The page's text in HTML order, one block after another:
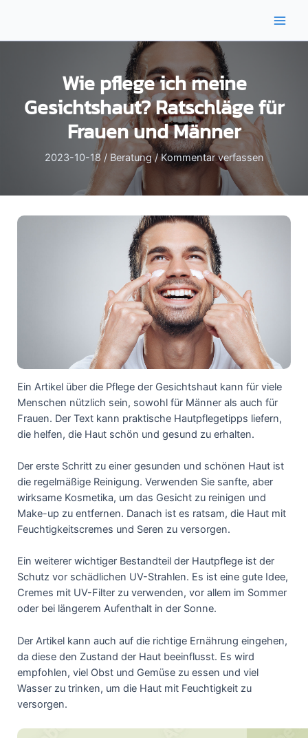
springen
Wie pflege ich meine
Gesichtshaut? Ratschläge für
Frauen und Männer
2023-10-18 / Beratung/Kommentar verfassen
Ein Artikel über die Pflege der Gesichtshaut kann für viele
Menschen nützlich sein, sowohl für Männer als auch für
Frauen. Der Text kann praktische Hautpflegetipps liefern,
die helfen, die Haut schön und gesund zu erhalten.
Der erste Schritt zu einer gesunden und schönen Haut ist
die regelmäßige Reinigung. Verwenden Sie sanfte, aber
wirksame Kosmetika, um das Gesicht zu reinigen und
Make-up zu entfernen. Danach ist es ratsam, die Haut mit
Feuchtigkeitscremes und Seren zu versorgen.
Ein weiterer wichtiger Bestandteil der Hautpflege ist der
Schutz vor schädlichen UV-Strahlen. Es ist eine gute Idee,
Cremes mit UV-Filter zu verwenden, vor allem im Sommer
oder bei längerem Aufenthalt in der Sonne.
Der Artikel kann auch auf die richtige Ernährung eingehen,
da diese den Zustand der Haut beeinflusst. Es wird
empfohlen, viel Obst und Gemüse zu essen und viel
Wasser zu trinken, um die Haut mit Feuchtigkeit zu
versorgen.